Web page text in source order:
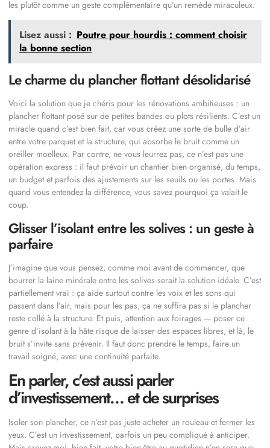
les plutôt comme un geste complémentaire qu’un remède miraculeux.
Lisez aussi : Poutre pour hourdis : comment choisir
la bonne section
Le charme du plancher flottant désolidarisé
Voici la solution que je chéris pour les rénovations ambitieuses : un
plancher flottant posé sur de petites bandes ou plots résilients. C’est un
miracle quand c’est bien fait, car vous créez une sorte de bulle d’air
entre votre parquet et la structure, qui absorbe le bruit comme un
oreiller moelleux. Par contre, ne vous leurrez pas, ce n’est pas une
opération express : il faut prévoir un chantier bien organisé, du temps,
un budget et parfois des ajustements sur les seuils ou les portes. Mais
quand vous entendez la différence, vous savez pourquoi ça valait le
coup.
Glisser l’isolant entre les solives : un geste à
parfaire
J’imagine que vous pensez, comme moi avant de commencer, que
bourrer la laine minérale entre les solives serait la solution idéale. C’est
partiellement vrai : ça aide surtout contre les voix et les sons qui
passent dans l’air, mais pour les pas, ça ne suffira pas si le plancher
reste collé à la structure. Et puis, attention aux foirages — poser ce
genre d’isolant à la hâte risque de laisser des espaces libres, et là, le
bruit s’invite sans prévenir. Il faut donc prendre le temps, faire un
travail soigné, avec une continuité parfaite.
En parler, c’est aussi parler
d’investissement… et de surprises
Isoler son plancher, ce n’est pas juste acheter un rouleau et fermer les
yeux. C’est un investissement, parfois un peu compliqué à anticiper.